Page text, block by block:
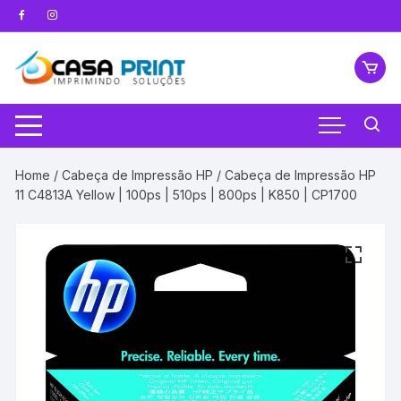
Pular
para
conteúdo
Home /Cabeça de Impressão HP / Cabeça de Impressão HP
11 C4813A Yellow | 100ps | 510ps | 800ps | K850 | CP1700